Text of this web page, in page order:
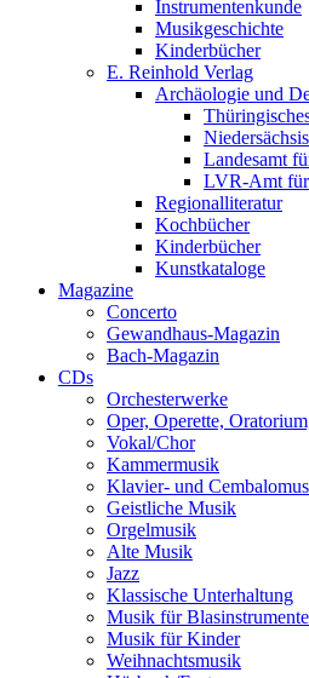
Instrumentenkunde
Musikgeschichte
Kinderbücher
E. Reinhold Verlag
Archäologie und
Landesamt
LVR-Amt für
Regionalliteratur
Kochbücher
Kinderbücher
Kunstkataloge
Magazine
Concerto
Gewandhaus-Magazin
Bach-Magazin
CDs
Orchesterwerke
Oper, Operette,
Vokal/Chor
Kammermusik
Klavier- und
Geistliche Musik
Orgelmusik
Alte Musik
Jazz
Klassische Unterhaltung
Musik für Blasinstrumente
Musik für Kinder
Weihnachtsmusik